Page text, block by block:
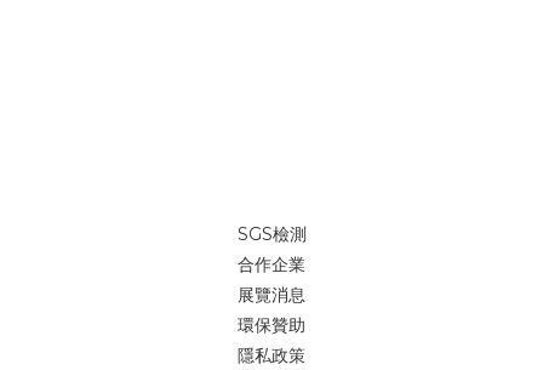
SGS檢測
合作企業
展覽消息
環保贊助
隱私政策